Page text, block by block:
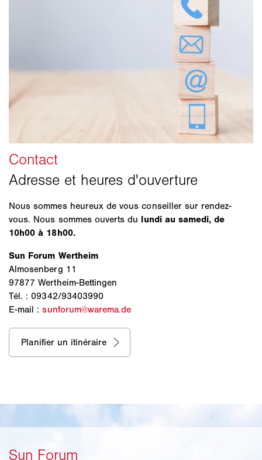
Nous sommes heureux de vous conseiller sur rendez-
vous. Nous sommes ouverts du lundi au samedi, de
10h00 à 18h00.
Sun Forum Wertheim
Almosenberg 11
97877 Wertheim-Bettingen
Tél. : 09342/93403990
E-mail :sunforum@warema.de